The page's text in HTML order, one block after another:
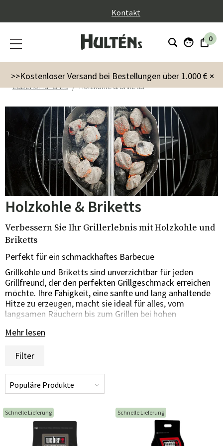
Kontakt
0
×
>>Kostenloser Versand bei Bestellungen über 1.000 €
Garten
Grills & Outdoor-Küchen
Zubehör für Grills
Holzkohle & Briketts
Holzkohle & Briketts
Verbessern Sie Ihr Grillerlebnis mit Holzkohle und
Briketts
Perfekt für ein schmackhaftes Barbecue
Grillkohle und Briketts sind unverzichtbar für jeden
Grillfreund, der den perfekten Grillgeschmack erreichen
möchte. Ihre Fähigkeit, eine sanfte und lang anhaltende
Hitze zu erzeugen, macht sie ideal für alles, vom
langsamen Räuchern bis zum Grillen bei hohen
einen authentischen und unverwechselbaren Geschmack,
Hergestellt aus hochwertiger Holzkohle oder anderen
natürlichen Materialien, werden die Holzkohle und die
zusammengepresst. Ihre effiziente Verbrennung erzeugt
nur wenig Asche und trägt zu einem sauberen und
umweltfreundlichen Grillerlebnis bei. Mit langer
Mehr lesen
Filter
Schnelle Lieferung Schnelle Lieferung